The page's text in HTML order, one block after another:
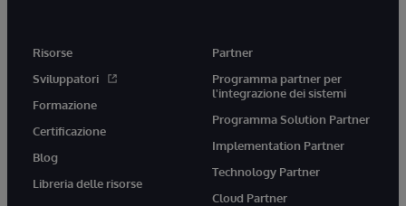
Risorse
Sviluppatori
Formazione
Certificazione
Blog
Libreria delle risorse
Partner
Programma partner per
l'integrazione dei sistemi
Programma Solution Partner
Implementation Partner
Technology Partner
Cloud Partner